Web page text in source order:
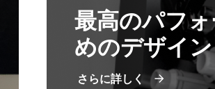
最高のパフ
めのデザイン
さらに詳しく